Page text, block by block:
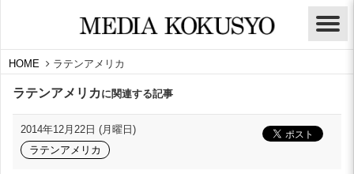
HOME ラテンアメリカ
ラテンアメリカ に関連する記事
2014年12月22日 (月曜日)
ラテンアメリカ